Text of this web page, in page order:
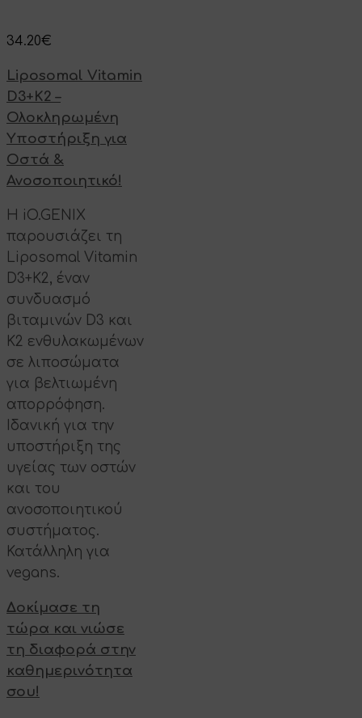
34.20€
Liposomal Vitamin
D3+K2 –
Ολοκληρωμένη
Υποστήριξη για
Οστά &
Ανοσοποιητικό!
Η iO.GENIX
παρουσιάζει τη
Liposomal Vitamin
D3+K2, έναν
συνδυασμό
βιταμινών D3 και
K2 ενθυλακωμένων
σε λιποσώματα
για βελτιωμένη
απορρόφηση.
Ιδανική για την
υποστήριξη της
υγείας των οστών
και του
ανοσοποιητικού
συστήματος.
Κατάλληλη για
vegans.
Δοκίμασε τη
τώρα και νιώσε
τη διαφορά στην
καθημερινότητα
σου!